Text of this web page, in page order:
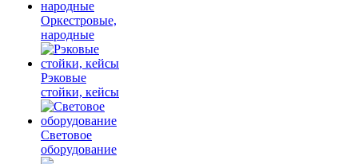
Оркестровые,
народные
Рэковые
стойки, кейсы
Световое
оборудование